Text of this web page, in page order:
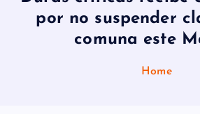
por no suspender
comuna este
Home